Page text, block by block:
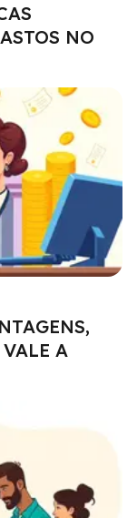
NO
A